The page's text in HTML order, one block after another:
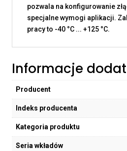
pozwala na konfigurowanie
specjalne wymogi aplikacji.
pracy to -40 °C ... +125 °C.
Informacje
Producent
Indeks producenta
Kategoria produktu
Seria wkładów